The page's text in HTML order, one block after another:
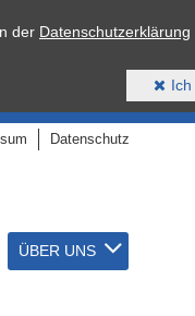
der Datenschutzerklärung
Datenschutz
ÜBER UNS